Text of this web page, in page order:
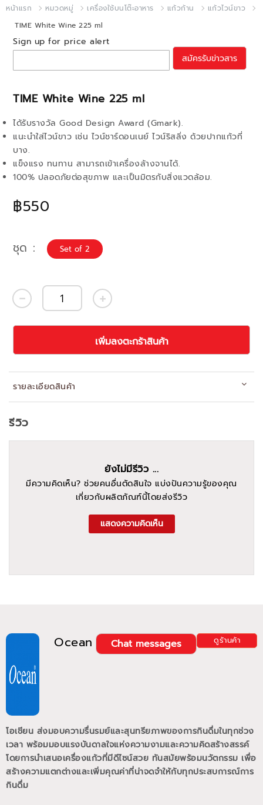
หน้าแรก หมวดหมู่ เครื่องใช้บนโต๊ะอาหาร แก้วก้าน
แก้วไวน์ขาว
TIME White Wine 225 ml
TIME White Wine 225 ml
฿550
ได้รับรางวัล Good Design Award (Gmark).
แนะนำใส่ไวน์ขาว เช่น ไวน์ชาร์ดอนเนย์ ไวน์ริสลิ่ง ด้วยปากแก้วที่
บาง.
แข็งแรง ทนทาน สามารถเข้าเครื่องล้างจานได้.
100% ปลอดภัยต่อสุขภาพ และเป็นมิตรกับสิ่งแวดล้อม.
Sign up for price alert
สมัครรับข่าวสาร
ชุด Set of 2
เพิ่มลงตะกร้าสินค้า
รายละเอียดสินค้า
Ocean ดูร้านค้า
Chat messages
โอเชียน ส่งมอบความรื่นรมย์และสุนทรียภาพของการกินดื่มในทุกช่วง
เวลา พร้อมมอบแรงบันดาลใจแห่งความงามและความคิดสร้างสรรค์
โดยการนำเสนอเครื่องแก้วที่มีดีไซน์สวย ทันสมัยพร้อมนวัตกรรม เพื่อ
สร้างความแตกต่างและเพิ่มคุณค่าที่น่าจดจำให้กับทุกประสบการณ์การ
กินดื่ม
รีวิว
ยังไม่มีรีวิว ...
มีความคิดเห็น? ช่วยคนอื่นตัดสินใจ แบ่งปันความรู้ของคุณ
เกี่ยวกับผลิตภัณฑ์นี้โดยส่งรีวิว
แสดงความคิดเห็น